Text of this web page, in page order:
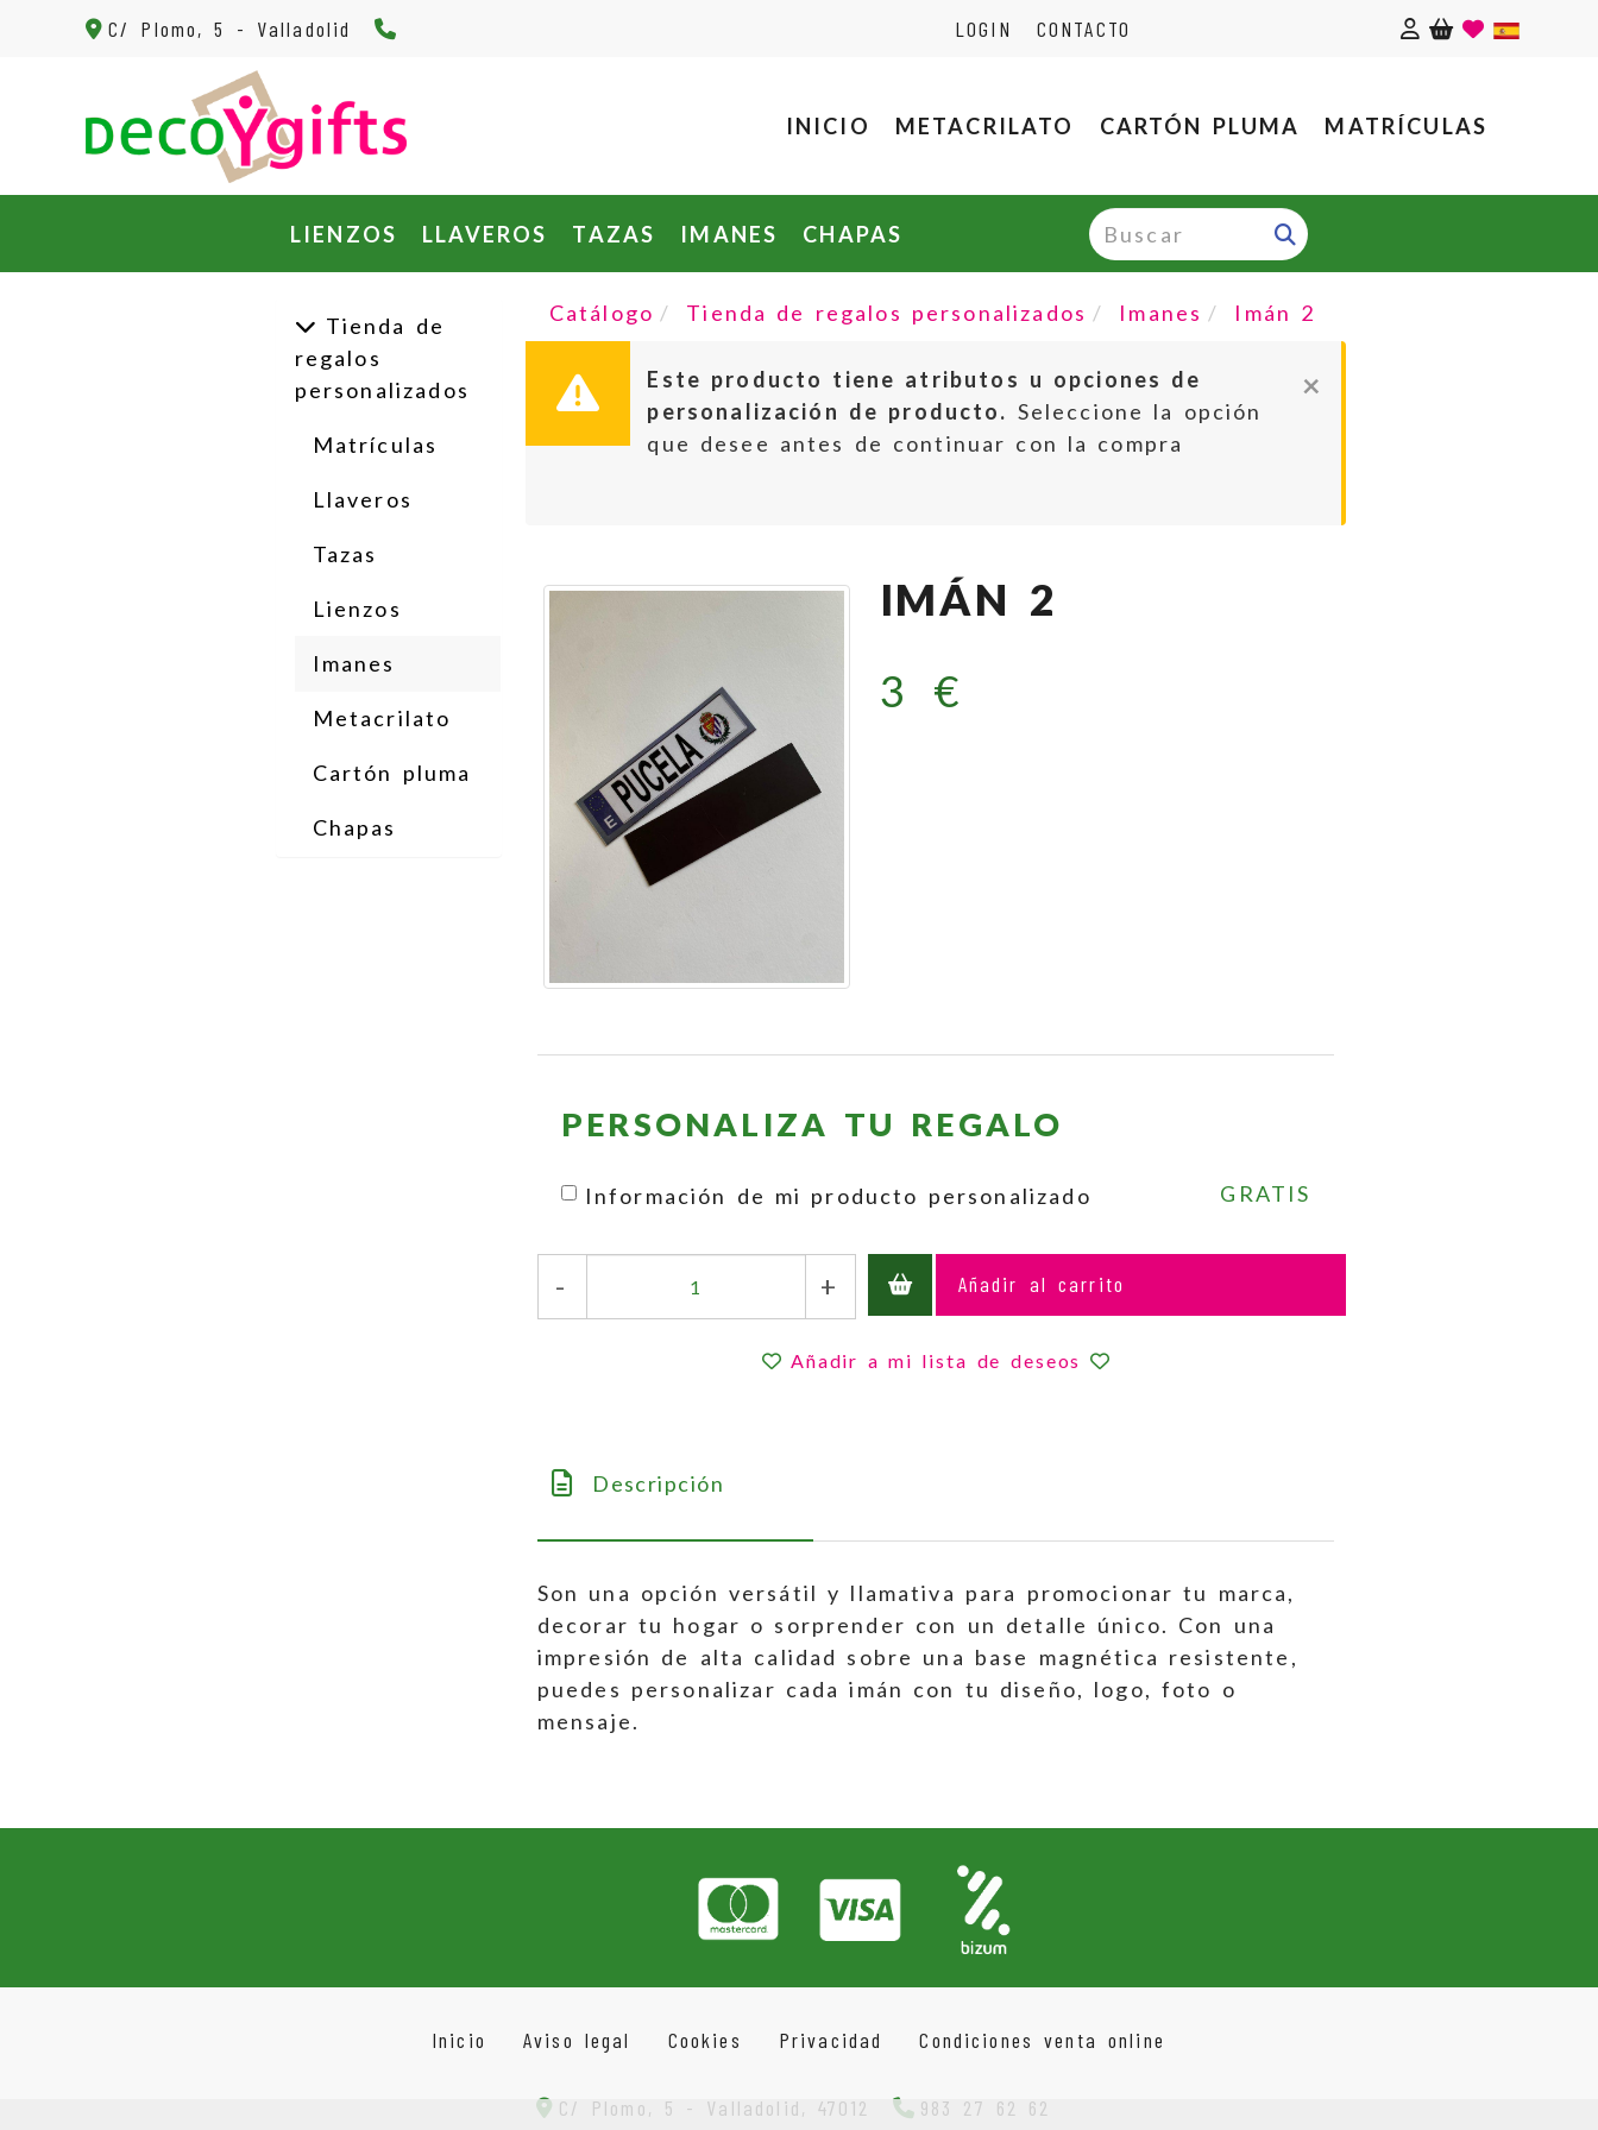
C/ Plomo, 5 - Valladolid LOGIN CONTACTO Identifícate
INICIO METACRILATO CARTÓN PLUMA MATRÍCULAS
LIENZOS LLAVEROS TAZAS IMANES CHAPAS
Tienda de
regalos
personalizados
Matrículas
Llaveros
Tazas
Lienzos
Imanes
Metacrilato
Cartón pluma
Chapas
Catálogo Tienda de regalos personalizados Imanes Imán 2
×
Este producto tiene atributos u opciones de
personalización de producto. Seleccione la opción
que desee antes de continuar con la compra
IMÁN 2
3 €
PERSONALIZA TU REGALO
Información de mi producto personalizado GRATIS
- + Añadir al carrito
Añadir a mi lista de deseos
Descripción
Son una opción versátil y llamativa para promocionar tu marca,
decorar tu hogar o sorprender con un detalle único. Con una
impresión de alta calidad sobre una base magnética resistente,
puedes personalizar cada imán con tu diseño, logo, foto o
mensaje.
Inicio Aviso legal Cookies Privacidad Condiciones venta online
C/ Plomo, 5 - Valladolid,47012 983 27 62 62